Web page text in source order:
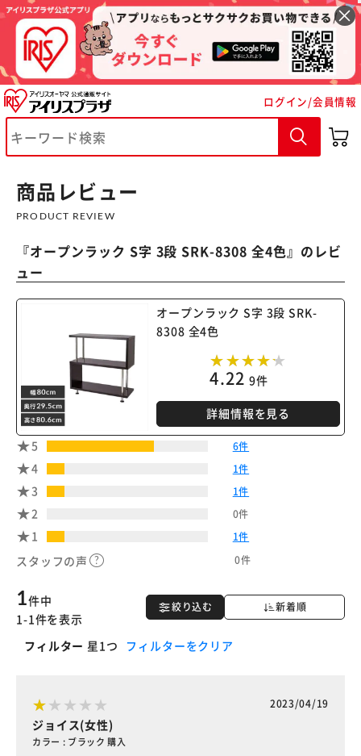
ログイン/会員情報
商品レビュー
PRODUCT REVIEW
『オープンラック S字 3段 SRK-8308 全4色』のレビ
ュー
オープンラック S字 3段 SRK-
8308 全4色
4.22 9件
詳細情報を見る
5 6件
4 1件
3 1件
2 0件
1 1件
スタッフの声 0件
絞り込む 新着順
1件中
1-1件を表示
フィルター 星1つ フィルターをクリア
2023/04/19
ジョイス(女性)
カラー : ブラック 購入
※ご確認ください
カートに入れる 購入手続きへ